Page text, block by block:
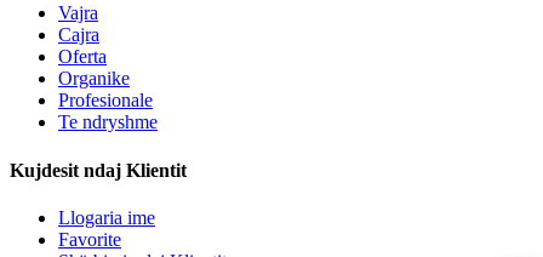
Vajra
Cajra
Oferta
Organike
Profesionale
Te ndryshme
Kujdesit ndaj Klientit
Llogaria ime
Favorite